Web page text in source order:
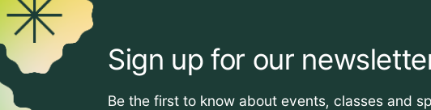
Sign up for our
Be the first to know about events, classes and